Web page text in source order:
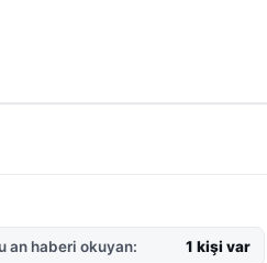
an haberi okuyan: 1 kişi var